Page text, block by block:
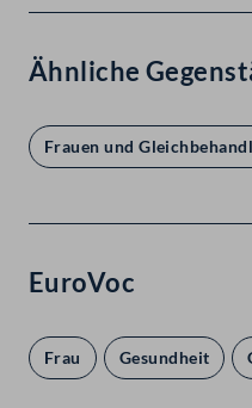
Ähnliche
Frauen und
EuroVoc
Frau Gesundheit